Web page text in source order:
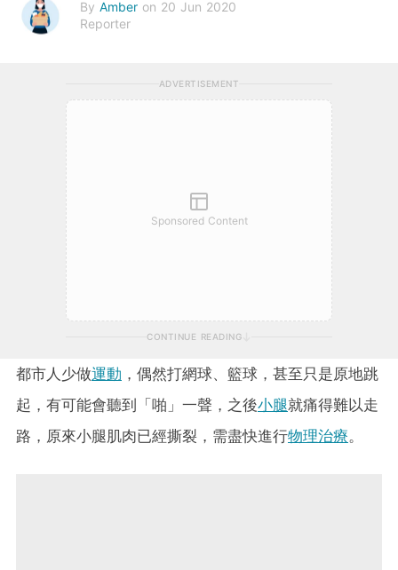
By Amber on 20 Jun 2020
Reporter
ADVERTISEMENT
Sponsored Content
CONTINUE READING
都市人少做運動 ，偶然打網球、籃球，甚至只是原地跳
起，有可能會聽到「啪」一聲，之後小腿就痛得難以走
路，原來小腿肌肉已經撕裂，需盡快進行物理治療。